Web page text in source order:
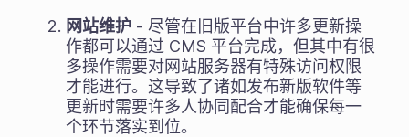
网站维护- 尽管在旧版平台中许多更新操
作都可以通过 CMS 平台完成，但其中有很
多操作需要对网站服务器有特殊访问权限
才能进行。这导致了诸如发布新版软件等
更新时需要许多人协同配合才能确保每一
个环节落实到位。